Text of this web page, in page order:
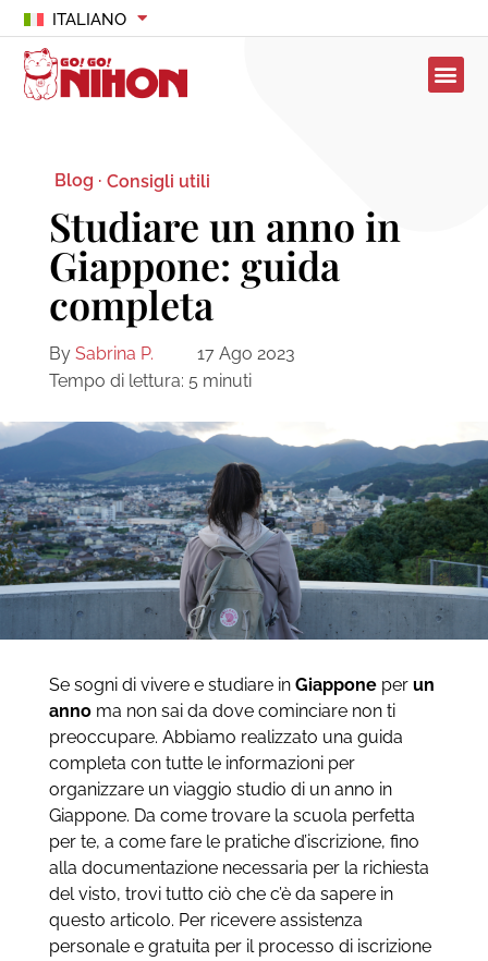
ITALIANO
Blog · Consigli utili
Studiare un anno in
Giappone: guida
completa
By Sabrina P.
17 Ago 2023
Tempo di lettura: 5 minuti
Se sogni di vivere e studiare in Giapponeper un
annoma non sai da dove cominciare non ti
preoccupare. Abbiamo realizzato una guida
completa con tutte le informazioni per
organizzare un viaggio studio di un anno in
Giappone. Da come trovare la scuola perfetta
per te, a come fare le pratiche d’iscrizione, fino
alla documentazione necessaria per la richiesta
del visto, trovi tutto ciò che c’è da sapere in
questo articolo. Per ricevere assistenza
personale e gratuita per il processo di iscrizione